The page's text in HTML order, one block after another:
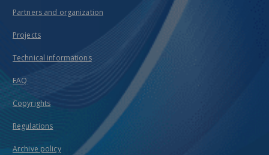
Partners and organization
Projects
Technical informations
FAQ
Copyrights
Regulations
Archive policy